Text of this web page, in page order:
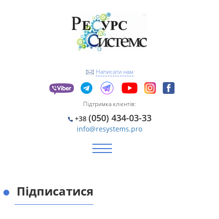
Написати нам
Підтримка клієнтів:
+38 (050) 434-03-33
info@resystems.pro
Підписатися